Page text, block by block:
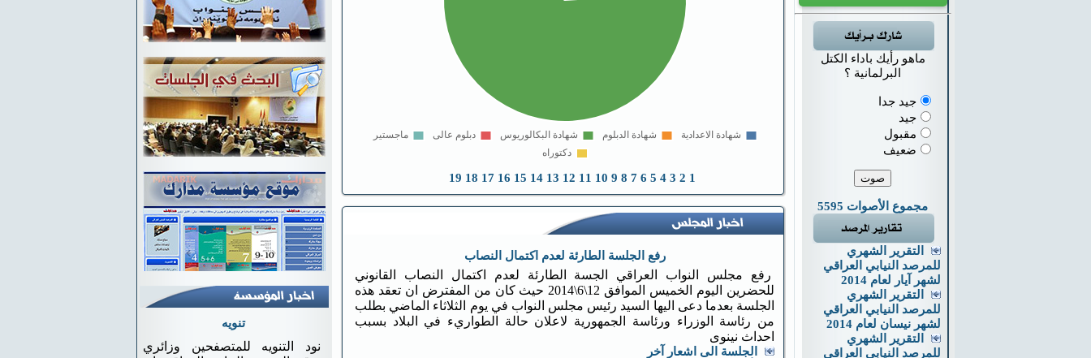
ماهو رأيك باداء الكتل
البرلمانية ؟
جيد جدا
جيد
مقبول
ضعيف
مجموع الأصوات 5595
التقرير الشهري
للمرصد النيابي العراقي
لشهر آيار لعام 2014
التقرير الشهري
للمرصد النيابي العراقي
لشهر نيسان لعام 2014
التقرير الشهري
للمرصد النيابي العراقي
1
2
3
4
5
6
7
8
9
10
11
12
13
14
15
16
17
18
19
رفع الجلسة الطارئة لعدم اكتمال النصاب
رفع مجلس النواب العراقي الجسة الطارئة لعدم اكتمال النصاب القانوني
للحضرين اليوم الخميس الموافق 12\6\2014 حيث كان من المفترض ان تعقد هذه
الجلسة بعدما دعى اليها السيد رئيس مجلس النواب في يوم الثلاثاء الماضي بطلب
من رئاسة الوزراء ورئاسة الجمهورية لاعلان حالة الطواريء في البلاد بسبب
احداث نينوى
الجلسة الى اشعار آخر
تنويه
نود التنويه للمتصفحين وزائري